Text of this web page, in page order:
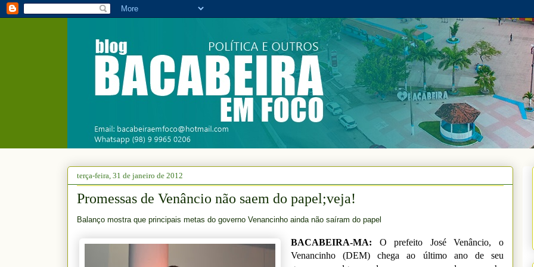
terça-feira, 31 de janeiro de 2012
Promessas de Venâncio não saem do papel;veja!
Balanço mostra que principais metas do governo Venancinho ainda não saíram do papel
BACABEIRA-MA: O prefeito José Venâncio, o
Venancinho (DEM) chega ao último ano de seu